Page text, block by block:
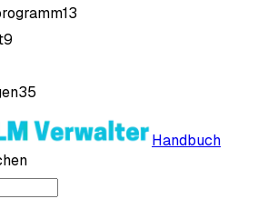
13
9
35
Handbuch